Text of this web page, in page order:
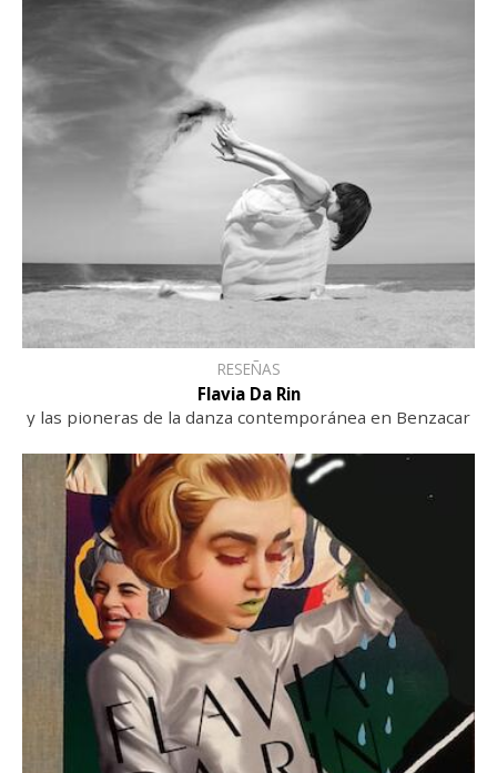
RESEÑAS
Flavia Da Rin
y las pioneras de la danza contemporánea en Benzacar